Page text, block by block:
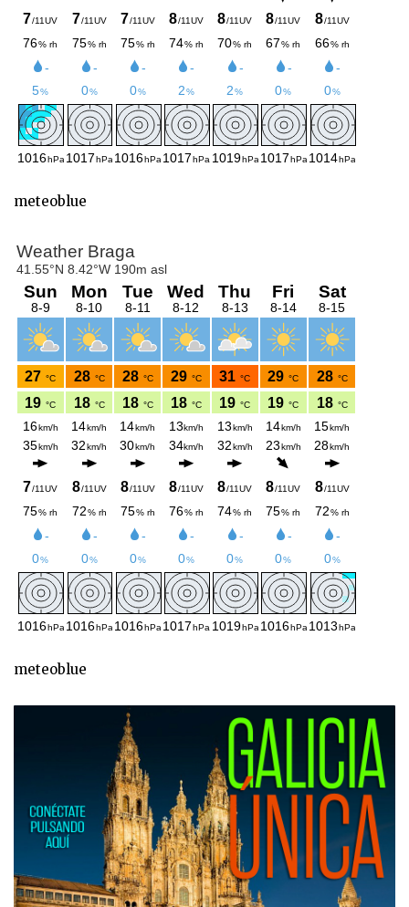
meteoblue
meteoblue